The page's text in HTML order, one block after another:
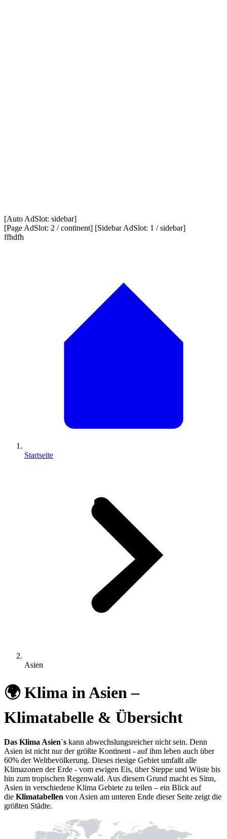
[Auto AdSlot: sidebar]
[Page AdSlot: 2 / continent] [Sidebar AdSlot: 1 / sidebar]
ffhdfh
Startseite
Asien
🌍 Klima in Asien –
Klimatabelle & Übersicht
Das Klima Asien`s kann abwechslungsreicher nicht sein. Denn
Asien ist nicht nur der größte Kontinent - auf ihm leben auch über
60% der Weltbevölkerung. Dieses riesige Gebiet umfaßt alle
Klimazonen der Erde - vom ewigen Eis, über Steppe und Wüste bis
hin zum tropischen Regenwald. Aus diesem Grund macht es Sinn,
Asien in verschiedene Klima Gebiete zu teilen – ein Blick auf
die Klimatabellen von Asien am unteren Ende dieser Seite zeigt die
größten Städte.